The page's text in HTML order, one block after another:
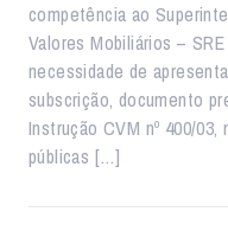
competência ao
Valores Mobiliários –
necessidade de
subscrição, documento
Instrução CVM nº 400/
públicas […]